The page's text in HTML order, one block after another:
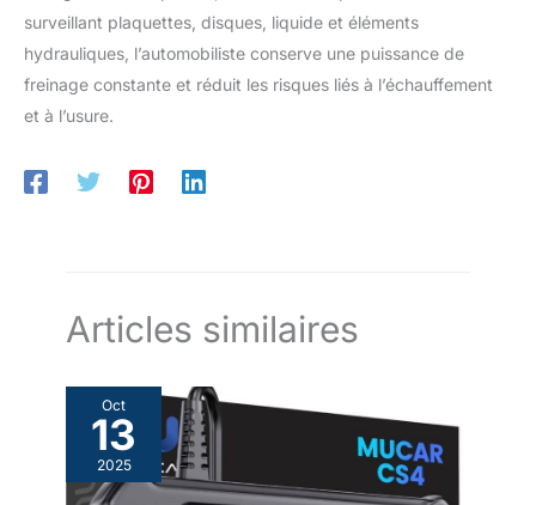
surveillant plaquettes, disques, liquide et éléments
hydrauliques, l’automobiliste conserve une puissance de
freinage constante et réduit les risques liés à l’échauffement
et à l’usure.
Articles similaires
Oct
13
2025